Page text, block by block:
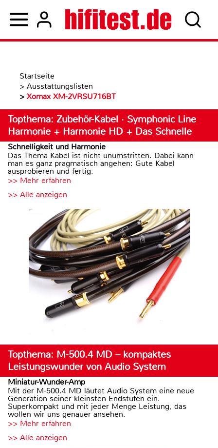
Startseite
> Ausstattungslisten
> Xomax XM-2VRSU716BT
Topthema: Zubehör-Kabel · Symphonic Line
Harmonie + Harmonie HD + Das Schnelle
Schnelligkeit und Harmonie
Das Thema Kabel ist nicht unumstritten. Dabei kann
man es ganz pragmatisch angehen: Gute Kabel
ausprobieren und fertig.
>> Mehr erfahren
>> Alle anzeigen
Topthema: M-500.4 MD – kompaktes
Leistungswunder von Audio System
Miniatur-Wunder-Amp
Mit der M-500.4 MD läutet Audio System eine neue
Generation seiner kleinsten Endstufen ein.
Superkompakt und mit jeder Menge Leistung, das
wollen wir uns genauer ansehen.
>> Mehr erfahren
>> Alle anzeigen